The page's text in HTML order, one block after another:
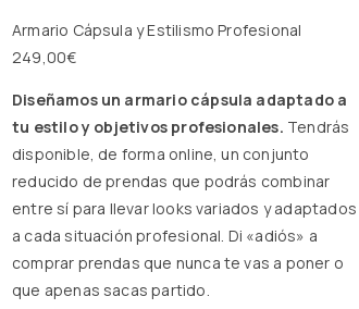
Armario Cápsula y Estilismo Profesional
249,00€
Diseñamos un armario cápsula adaptado a
tu estilo y objetivos profesionales. Tendrás
disponible, de forma online, un conjunto
reducido de prendas que podrás combinar
entre sí para llevar looks variados y adaptados
a cada situación profesional. Di «adiós» a
comprar prendas que nunca te vas a poner o
que apenas sacas partido.